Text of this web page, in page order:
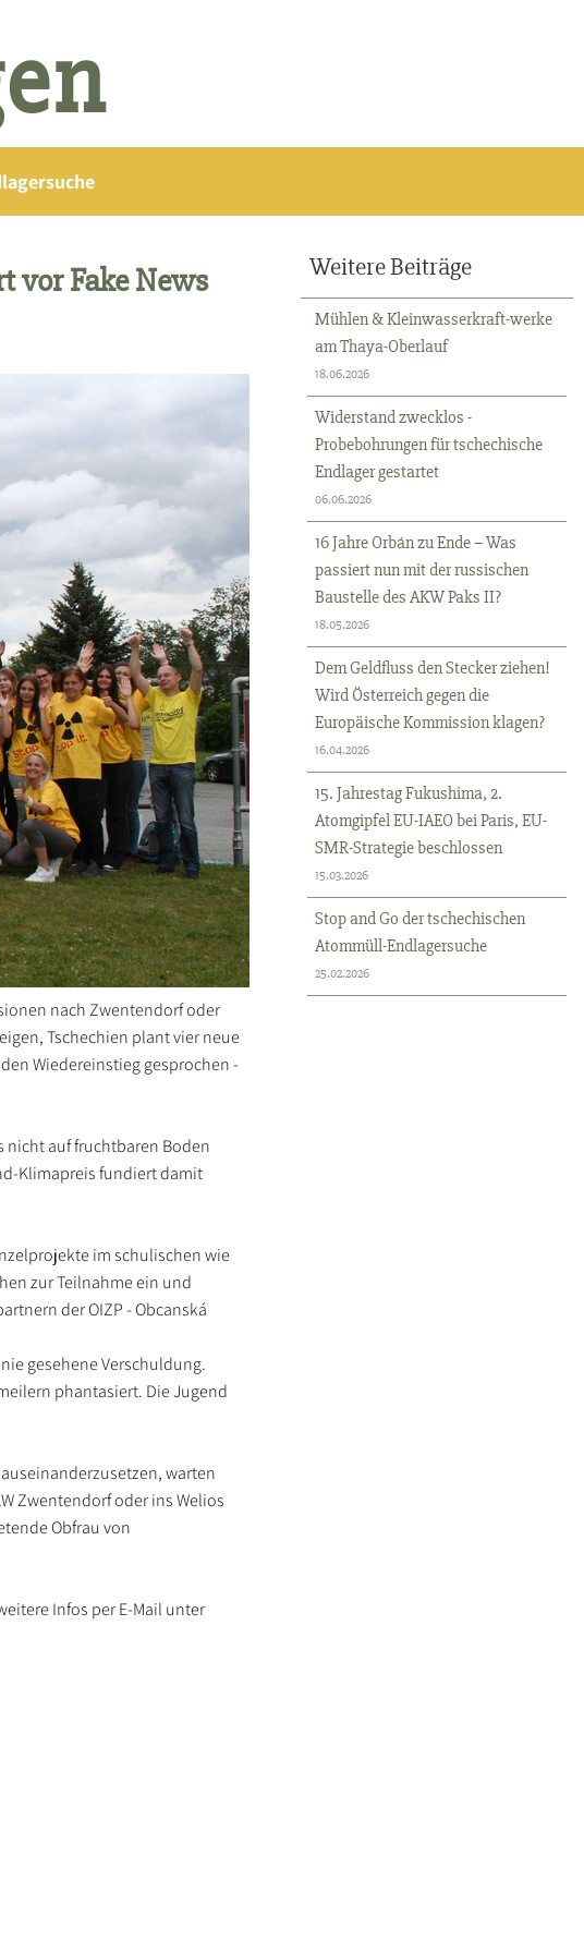
vor Fake News
nach Zwentendorf oder
Tschechien plant vier neue
Wiedereinstieg gesprochen -
auf fruchtbaren Boden
Klimapreis fundiert damit
im schulischen wie
zur Teilnahme ein und
der OIZP - Obcanská
gesehene Verschuldung.
phantasiert. Die Jugend
warten
Zwentendorf oder ins Welios
Obfrau von
Infos per E-Mail unter
Weitere Beiträge
Mühlen & Kleinwasserkraft-werke
am Thaya-Oberlauf
18.06.2026
Widerstand zwecklos -
Probebohrungen für tschechische
Endlager gestartet
06.06.2026
16 Jahre Orbán zu Ende – Was
passiert nun mit der russischen
Baustelle des AKW Paks II?
18.05.2026
Dem Geldfluss den Stecker ziehen!
Wird Österreich gegen die
Europäische Kommission klagen?
16.04.2026
15. Jahrestag Fukushima, 2.
Atomgipfel EU-IAEO bei Paris, EU-
SMR-Strategie beschlossen
15.03.2026
Stop and Go der tschechischen
Atommüll-Endlagersuche
25.02.2026